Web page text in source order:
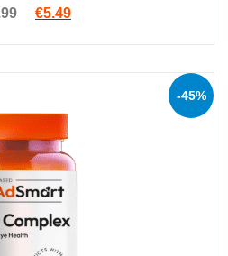
Original price was: €9.99.
€5.49Current price is: €5.49.
-45%